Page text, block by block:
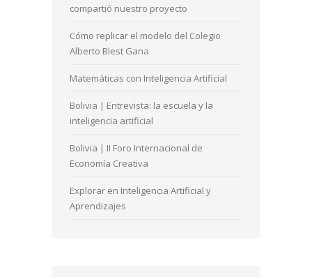
compartió nuestro proyecto
Cómo replicar el modelo del Colegio
Alberto Blest Gana
Matemáticas con Inteligencia Artificial
Bolivia | Entrevista: la escuela y la
inteligencia artificial
Bolivia | II Foro Internacional de
Economía Creativa
Explorar en Inteligencia Artificial y
Aprendizajes